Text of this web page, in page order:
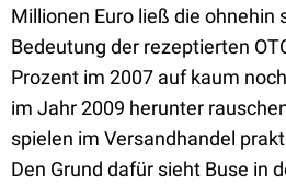
Millionen Euro ließ die ohnehin
Bedeutung der rezeptierten
Prozent im 2007 auf kaum
im Jahr 2009 herunter
spielen im Versandhandel
Den Grund dafür sieht Buse in